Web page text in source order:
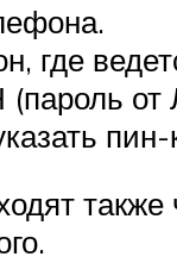
где
от